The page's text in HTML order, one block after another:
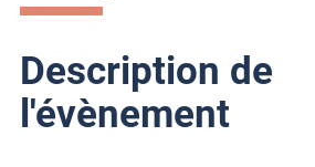
Description de
l'évènement